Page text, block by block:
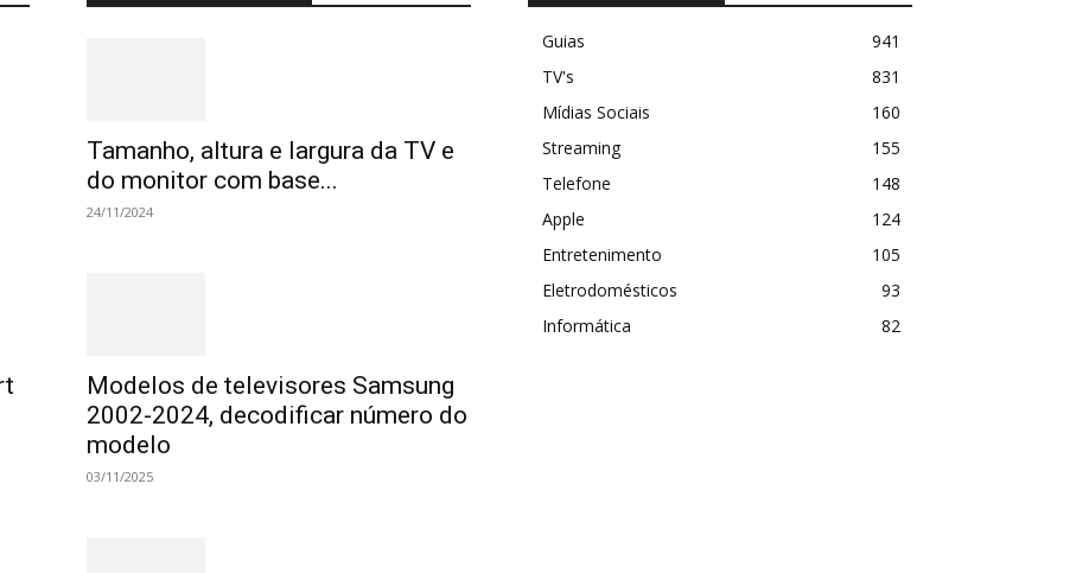
Tamanho, altura e largura da TV e
do monitor com base...
24/11/2024
Modelos de televisores Samsung
2002-2024, decodificar número do
modelo
03/11/2025
Guias
941
TV's
831
Mídias Sociais
160
Streaming
155
Telefone
148
Apple
124
Entretenimento
105
Eletrodomésticos
93
Informática
82